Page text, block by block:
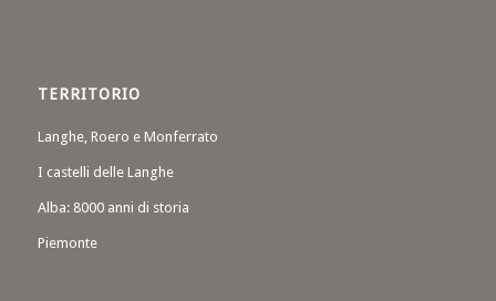
TERRITORIO
Langhe, Roero e Monferrato
I castelli delle Langhe
Alba: 8000 anni di storia
Piemonte